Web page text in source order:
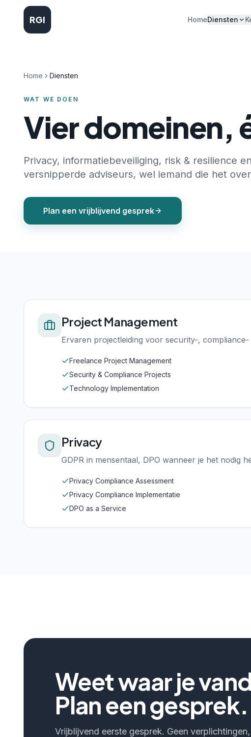
RGI HomeDiensten
Home Diensten
WAT WE DOEN
Vier domeinen,
Privacy, informatiebeveiliging, risk & resilience
versnipperde adviseurs, wel iemand die het
Plan een vrijblijvend gesprek
Project Management
Ervaren projectleiding voor security-,
Freelance Project Management
Security & Compliance Projects
Technology Implementation
Privacy
GDPR in mensentaal, DPO wanneer je het nodig
Privacy Compliance Assessment
Privacy Compliance Implementatie
DPO as a Service
Weet waar je
Plan een gesprek.
Vrijblijvend eerste gesprek. Geen